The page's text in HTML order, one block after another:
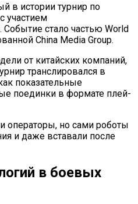
в истории турнир по
участием
стало частью World
China Media Group.
от китайских компаний,
транслировался в
показательные
поединки в формате плей-
но сами роботы
и даже вставали после
в боевых